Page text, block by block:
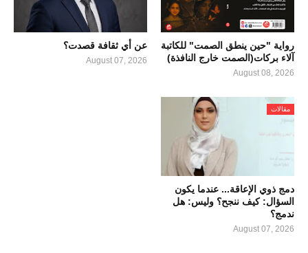
رواية "حين ينطق الصمت" للكاتبة
آلاء بركات(الصمت خارج النافذة)
August 08, 2026
عن أي ثقافة قصدت؟
August 07, 2026
مقالات
دمج ذوي الإعاقة... عندما يكون
السؤال: كيف ننجح؟ وليس: هل
ندمج؟
August 07, 2026